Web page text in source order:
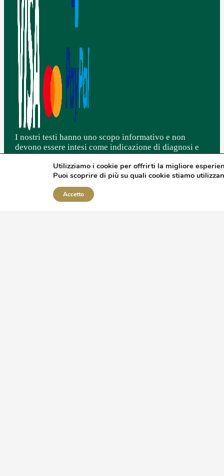
I nostri testi hanno uno scopo informativo e non
devono essere intesi come indicazione di diagnosi e
alcun modo al parere degli specialisti.
L'integrazione NON deve essere intesa come sostituto
di una sana e corretta alimentazione associata ad uno
stile di vita ottimale.
Utilizziamo i cookie per offrirti la migliore
Puoi scoprire di più su quali cookie stiamo
Accetto